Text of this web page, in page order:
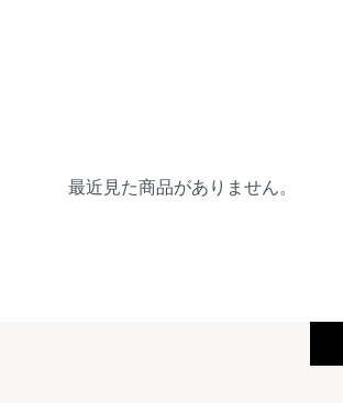
最近見た商品がありません。